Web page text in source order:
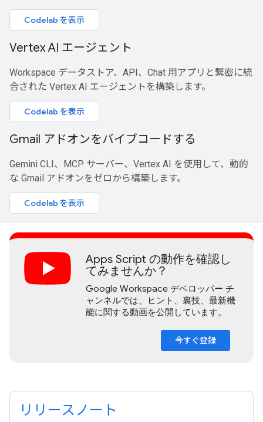
Codelab を表示
Vertex AI エージェント
Workspace データストア、API、Chat 用アプリと緊密に統
合された Vertex AI エージェントを構築します。
Codelab を表示
Gmail アドオンをバイブコードする
Gemini CLI、MCP サーバー、Vertex AI を使用して、動的
な Gmail アドオンをゼロから構築します。
Codelab を表示
Apps Script の動作を確認し
てみませんか？
Google Workspace デベロッパー チ
ャンネルでは、ヒント、裏技、最新機
能に関する動画を公開しています。
今すぐ登録
リリースノート